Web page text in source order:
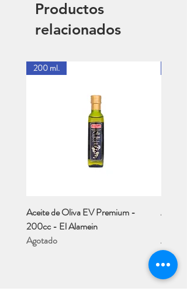
Productos
relacionados
200 ml.
Aceite de Oliva EV Premium -
200cc - El Alamein
Agotado
Aceite
Agotado